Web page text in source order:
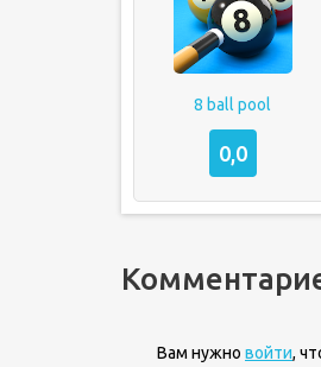
8 ball pool
0,0
Вам нужно войти,